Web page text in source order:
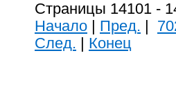
Страницы 14101 -
Начало
Пред.
След.
Конец